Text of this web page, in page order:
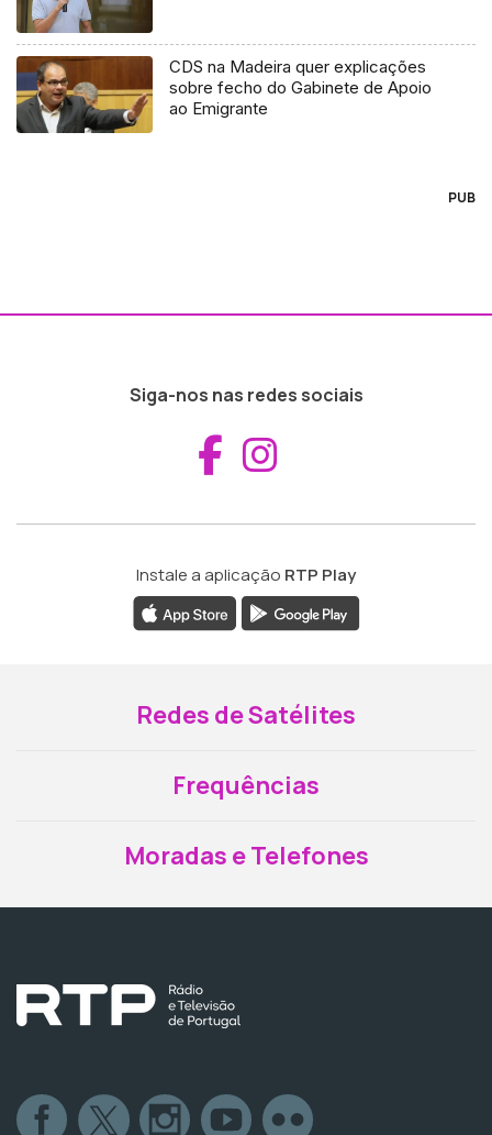
CDS na Madeira quer explicações
sobre fecho do Gabinete de Apoio
ao Emigrante
PUB
Siga-nos nas redes sociais
Aceder ao
Instale a aplicação RTP Play
Redes de Satélites
Frequências
Moradas e Telefones